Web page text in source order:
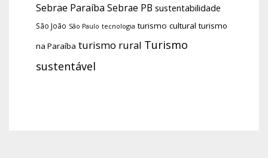
Sebrae Paraíba Sebrae PB sustentabilidade
São João São Paulo tecnologia turismo cultural turismo
na Paraíba turismo rural Turismo
sustentável